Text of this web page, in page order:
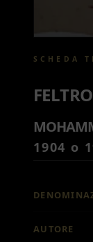
SCHEDA
1904 o
AUTORE